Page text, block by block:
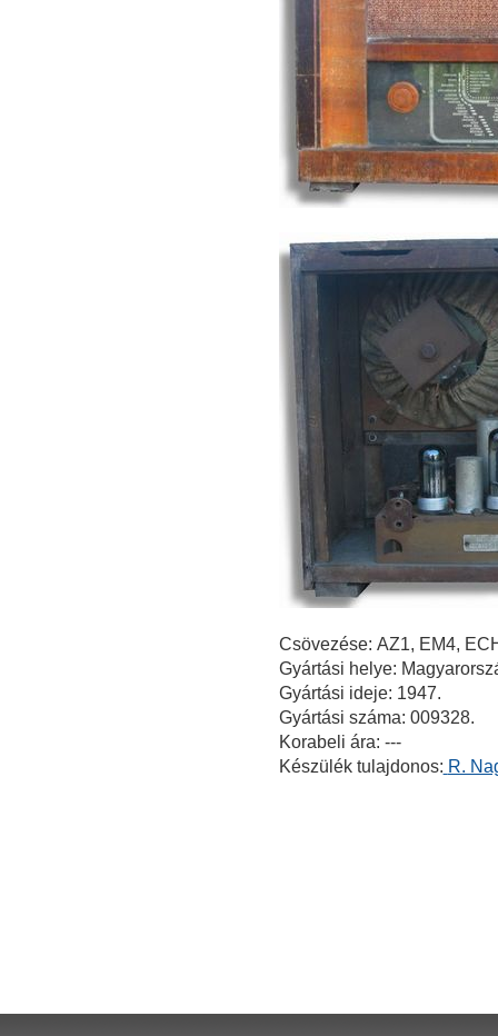
Csövezése: AZ1, EM4,
Gyártási helye:
Gyártási ideje: 1947.
Gyártási száma: 009328.
Korabeli ára: ---
Készülék tulajdonos: R.